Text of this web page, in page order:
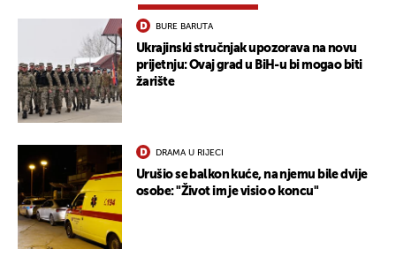
BURE BARUTA
Ukrajinski stručnjak upozorava na novu
prijetnju: Ovaj grad u BiH-u bi mogao biti
žarište
DRAMA U RIJECI
Urušio se balkon kuće, na njemu bile dvije
osobe: "Život im je visio o koncu"
UKLJUČITE NOTIFIKACIJE